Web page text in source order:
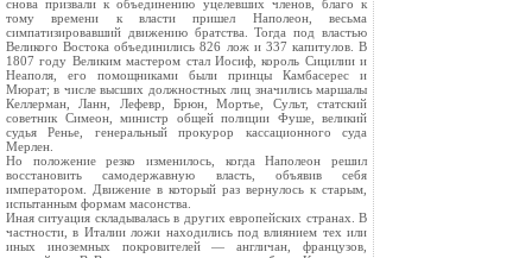
снова призвали к объединению уцелевших членов, благо к
тому времени к власти пришел Наполеон, весьма
симпатизировавший движению братства. Тогда под властью
Великого Востока объединились 826 лож и 337 капитулов. В
1807 году Великим мастером стал Иосиф, король Сицилии и
Неаполя, его помощниками были принцы Камбасерес и
Мюрат; в числе высших должностных лиц значились маршалы
Келлерман, Ланн, Лефевр, Брюн, Мортье, Сульт, статский
советник Симеон, министр общей полиции Фуше, великий
судья Ренье, генеральный прокурор кассационного суда
Мерлен.
Но положение резко изменилось, когда Наполеон решил
восстановить самодержавную власть, объявив себя
императором. Движение в который раз вернулось к старым,
испытанным формам масонства.
Иная ситуация складывалась в других европейских странах. В
частности, в Италии ложи находились под влиянием тех или
иных иноземных покровителей — англичан, французов,